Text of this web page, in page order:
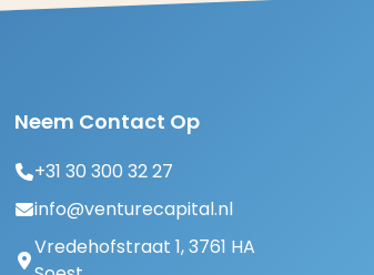
Neem Contact Op
+31 30 300 32 27
info@venturecapital.nl
Vredehofstraat 1, 3761 HA